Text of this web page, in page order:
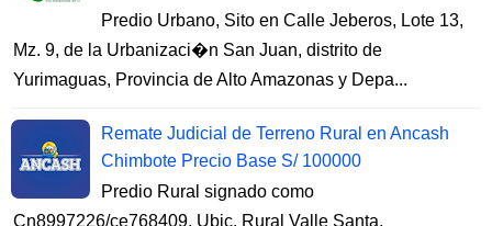
Predio Urbano, Sito en Calle Jeberos, Lote 13,
Mz. 9, de la Urbanizaci�n San Juan, distrito de
Yurimaguas, Provincia de Alto Amazonas y Depa...
Remate Judicial de Terreno Rural en Ancash
Chimbote Precio Base S/ 100000
Predio Rural signado como
Cn8997226/ce768409, Ubic. Rural Valle Santa,